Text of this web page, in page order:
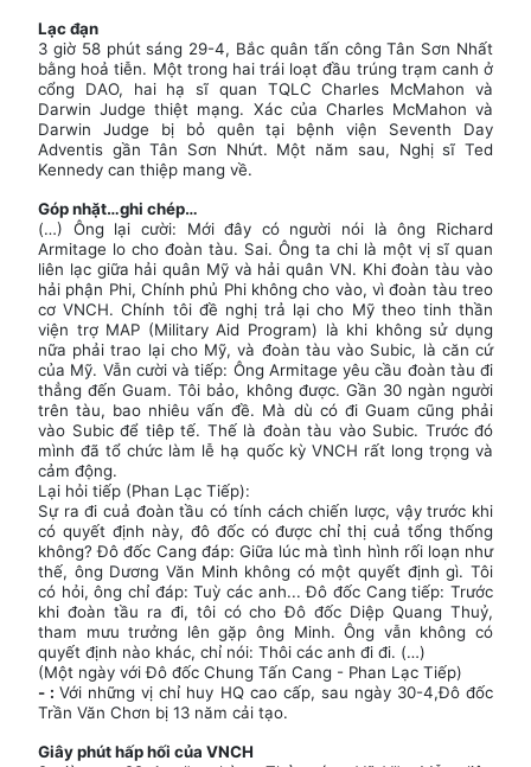
Lạc đạn
3 giờ 58 phút sáng 29-4, Bắc quân tấn công Tân Sơn Nhất
bằng hoả tiễn. Một trong hai trái loạt đầu trúng trạm canh ở
cổng DAO, hai hạ sĩ quan TQLC Charles McMahon và
Darwin Judge thiệt mạng. Xác của Charles McMahon và
Darwin Judge bị bỏ quên tại bệnh viện Seventh Day
Adventis gần Tân Sơn Nhứt. Một năm sau, Nghị sĩ Ted
Kennedy can thiệp mang về.
Góp nhặt…ghi chép…
(…) Ông lại cười: Mới đây có người nói là ông Richard
Armitage lo cho đoàn tàu. Sai. Ông ta chi là một vị sĩ quan
liên lạc giữa hải quân Mỹ và hải quân VN. Khi đoàn tàu vào
hải phận Phi, Chính phủ Phi không cho vào, vì đoàn tàu treo
cơ VNCH. Chính tôi đề nghị trả lại cho Mỹ theo tinh thần
viện trợ MAP (Military Aid Program) là khi không sử dụng
nữa phải trao lại cho Mỹ, và đoàn tàu vào Subic, là căn cứ
của Mỹ. Vẫn cười và tiếp: Ông Armitage yêu cầu đoàn tàu đi
thẳng đến Guam. Tôi bảo, không được. Gần 30 ngàn người
trên tàu, bao nhiêu vấn đề. Mà dù có đi Guam cũng phải
vào Subic để tiêp tế. Thế là đoàn tàu vào Subic. Trước đó
mình đã tổ chức làm lễ hạ quốc kỳ VNCH rất long trọng và
cảm động.
Lại hỏi tiếp (Phan Lạc Tiếp):
Sự ra đi cuả đoàn tầu có tính cách chiến lược, vậy trước khi
có quyết định này, đô đốc có được chỉ thị cuả tổng thống
không? Ðô đốc Cang đáp: Giữa lúc mà tình hình rối loạn như
thế, ông Dương Văn Minh không có một quyết định gì. Tôi
có hỏi, ông chỉ đáp: Tuỳ các anh... Ðô đốc Cang tiếp: Trước
khi đoàn tầu ra đi, tôi có cho Ðô đốc Diệp Quang Thuỷ,
tham mưu trưởng lên gặp ông Minh. Ông vẫn không có
quyết định nào khác, chỉ nói: Thôi các anh đi đi. (…)
(Một ngày với Đô đốc Chung Tấn Cang - Phan Lạc Tiếp)
- :Với những vị chỉ huy HQ cao cấp, sau ngày 30-4,Đô đốc
Trần Văn Chơn bị 13 năm cải tạo.
Giây phút hấp hối của VNCH